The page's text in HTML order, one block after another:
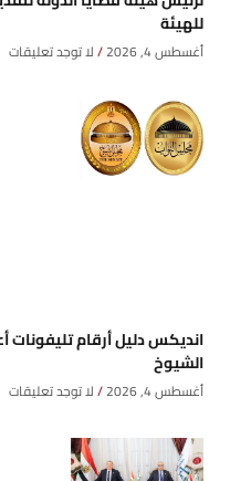
للهيئة
أغسطس 4, 2026 لا توجد تعليقات
انديكس دليل أرقام
الشيوخ
أغسطس 4, 2026 لا توجد تعليقات